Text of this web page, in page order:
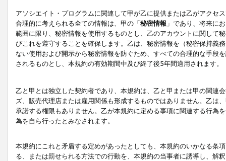
アソシエイト・プログラムに関連して甲が乙に提供または乙がアクセ
合理的に考えられる全ての情報は、甲の「秘密情報 」であり、将来に
範囲に限り、秘密情報を使用するものとし、乙のアカウントに関して
びこれを遵守することを確保します。乙は、秘密情報を（秘密保持義
ない使用および開示から秘密情報を防ぐため、すべての合理的な手段
されるものとし、本規約の有効期間中及び終了後5年間適用されます。
乙と甲とは独立した契約者であり、本規約は、乙と甲または甲の関連
ズ、販売代理店または雇用関係も形成するものではありません。乙は
承諾する権限もありません。乙が本規約に定める事項に関連する行為
為を自ら行ったとみなされます。
本規約にこれと矛盾する定めがあったとしても、本規約のいかなる条
る、または罰せられる方法での行動を、本規約の当事者に誘導し、解